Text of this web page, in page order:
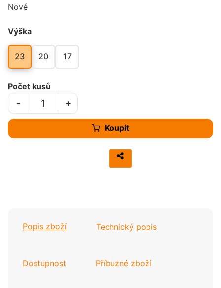
Nové
Výška
23 20 17
Koupit
Počet kusů
+
-
Popis zboží Technický popis
Dostupnost Příbuzné zboží